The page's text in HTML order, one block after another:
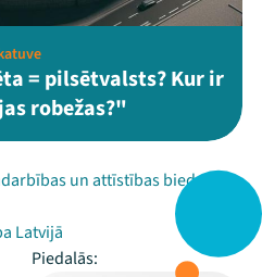
= pilsētvalsts? Kur ir
robežas?"
un attīstības biedrība
Latvijā
Piedalās: